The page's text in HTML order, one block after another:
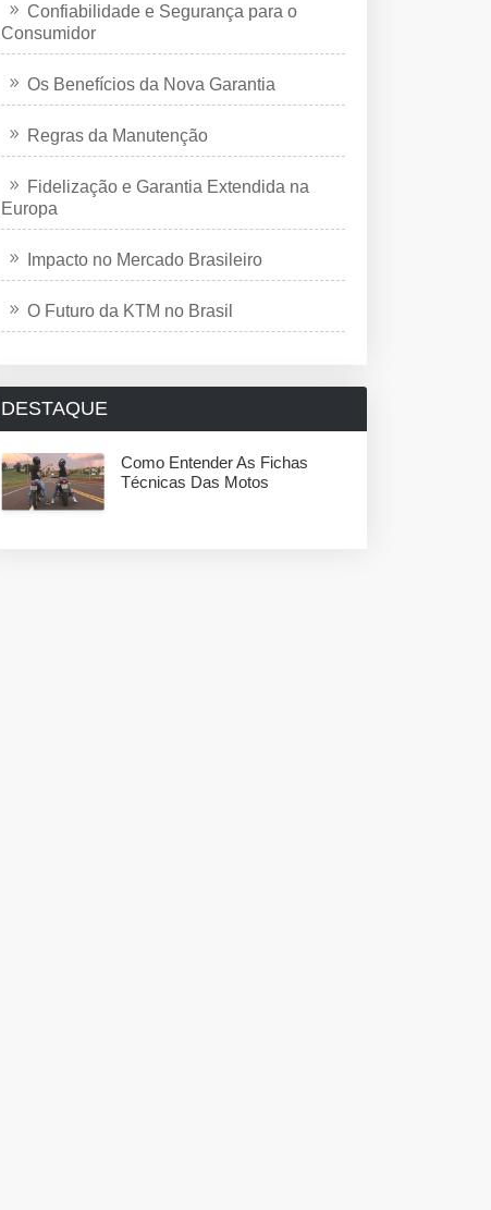
Confiabilidade e Segurança para o
Consumidor
Os Benefícios da Nova Garantia
Regras da Manutenção
Fidelização e Garantia Extendida na
Europa
Impacto no Mercado Brasileiro
O Futuro da KTM no Brasil
DESTAQUE
Como Entender As Fichas
Técnicas Das Motos